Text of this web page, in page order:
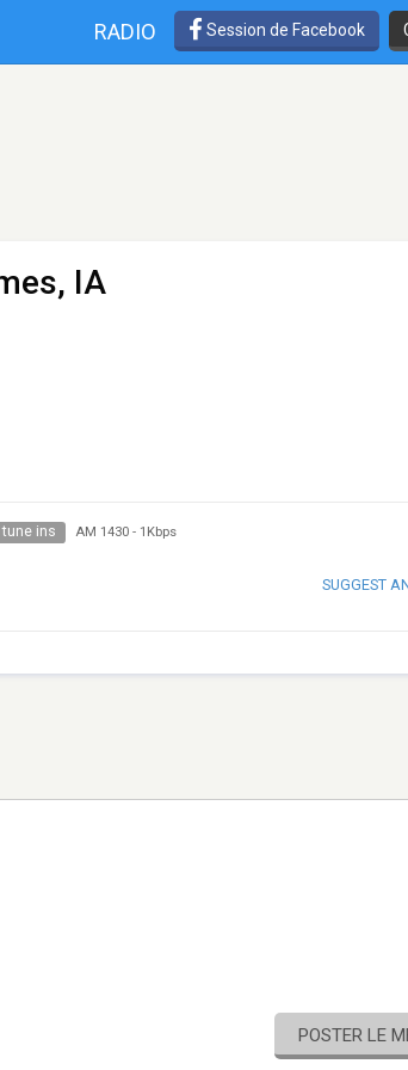
RADIO Session de Facebook
IA
tune ins AM 1430- 1Kbps
SUGGEST
POSTER LE